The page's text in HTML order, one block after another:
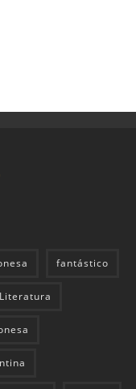
fantástico
Literatura